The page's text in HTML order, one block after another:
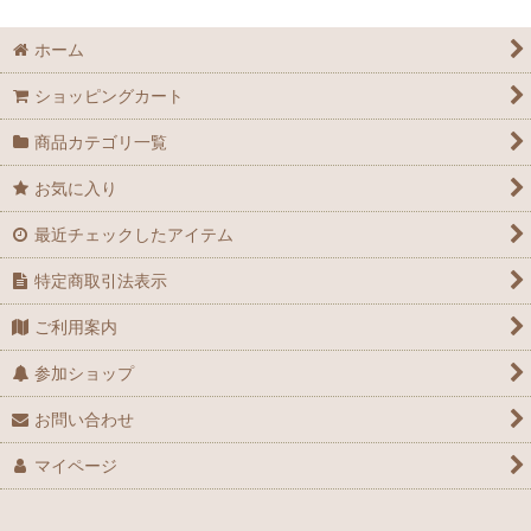
ホーム
ショッピングカート
商品カテゴリ一覧
お気に入り
最近チェックしたアイテム
特定商取引法表示
ご利用案内
参加ショップ
お問い合わせ
マイページ